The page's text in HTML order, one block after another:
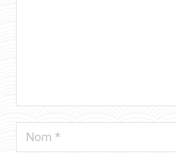
Nom *